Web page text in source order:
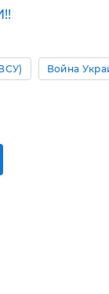
Война